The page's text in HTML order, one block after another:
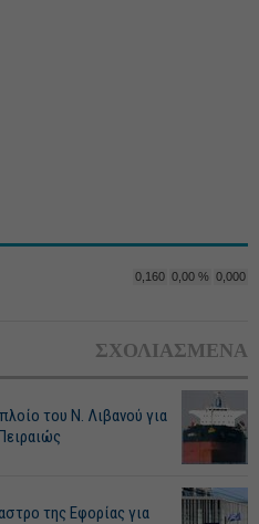
0,160 0,00 % 0,000
ΣΧΟΛΙΑΣΜΕΝΑ
του Ν. Λιβανού για
της Εφορίας για